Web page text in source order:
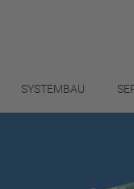
SYSTEMBAU